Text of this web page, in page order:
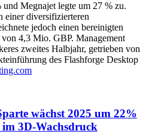
Megnajet legte um 27 % zu.
einer diversifizierteren
jedoch einen bereinigten
4,3 Mio. GBP. Management
zweites Halbjahr, getrieben von
des Flashforge Desktop
wächst 2025 um 22%
3D-Wachsdruck